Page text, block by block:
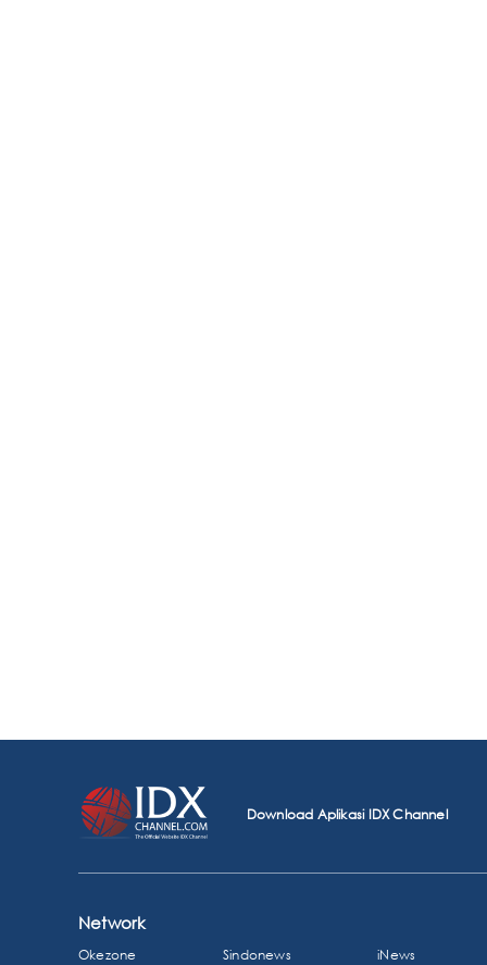
Download Aplikasi IDX Channel
Network
Okezone Sindonews iNews